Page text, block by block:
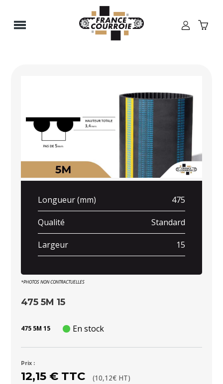
Longueur (mm) 475
Qualité Standard
Largeur 15
*PHOTOS NON CONTRACTUELLES
475 5M 15
475 5M 15 En stock
Prix :
12,15 € TTC (10,12€ HT)
Panneau de gestion des cookies